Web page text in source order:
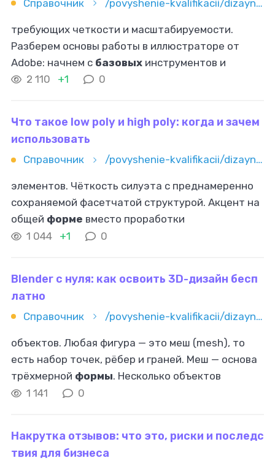
Справочник /povyshenie-kvalifikacii/dizayn/vektornaya-grafika/chto-takoe-vektor-i-kak-rabotat-s-nim-v-illustrator
требующих четкости и масштабируемости.
Разберем основы работы в иллюстраторе от
Adobe: начнем с базовых инструментов и
создадим свой первый проект. Что такое
2 110 +1 0
Что такое low poly и high poly: когда и зачем
использовать
Справочник /povyshenie-kvalifikacii/dizayn/3d/chto-takoe-low-poly-i-high-poly-kogda-i-zachem-ispolzovat
элементов. Чёткость силуэта с преднамеренно
сохраняемой фасетчатой структурой. Акцент на
общей форме вместо проработки
микроскопических деталей. Компактность
1 044 +1 0
Blender с нуля: как освоить 3D-дизайн бесп
латно
Справочник /povyshenie-kvalifikacii/dizayn/3d/blender-s-nulya-kak-osvoit-3d-dizayn-besplatno
объектов. Любая фигура — это меш (mesh), то
есть набор точек, рёбер и граней. Меш — основа
трёхмерной формы. Несколько объектов
объединяются в сцену, которую можно
1 141 0
Накрутка отзывов: что это, риски и последс
твия для бизнеса